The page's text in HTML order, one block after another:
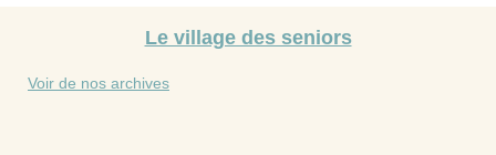
Le village des seniors
Voir de nos archives